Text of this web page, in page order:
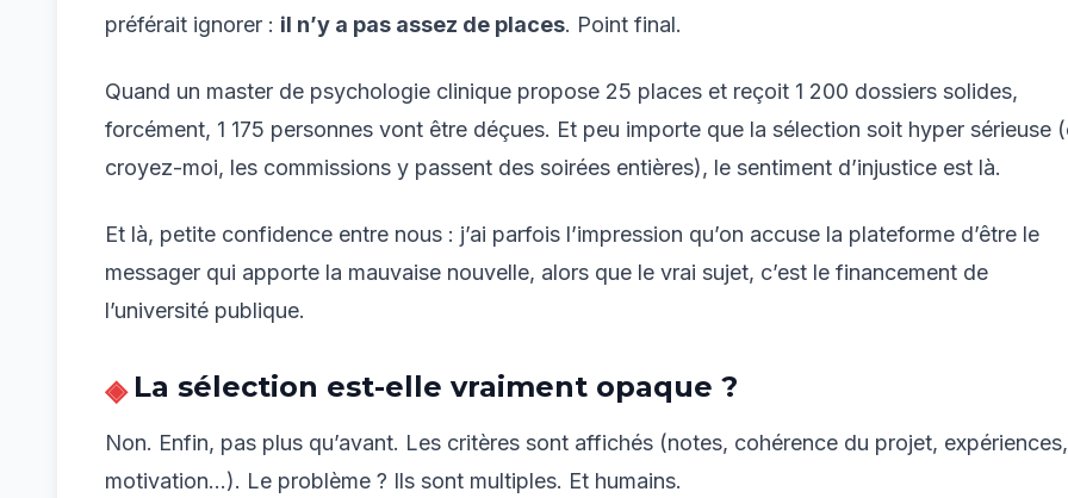
préférait ignorer : il n’y a pas assez de places. Point final.
Quand un master de psychologie clinique propose 25 places et reçoit 1 200 dossiers solides,
forcément, 1 175 personnes vont être déçues. Et peu importe que la sélection soit hyper sérieuse
croyez-moi, les commissions y passent des soirées entières), le sentiment d’injustice est là.
Et là, petite confidence entre nous : j’ai parfois l’impression qu’on accuse la plateforme d’être le
messager qui apporte la mauvaise nouvelle, alors que le vrai sujet, c’est le financement de
l’université publique.
La sélection est-elle vraiment opaque ?
Non. Enfin, pas plus qu’avant. Les critères sont affichés (notes, cohérence du projet, expériences,
motivation…). Le problème ? Ils sont multiples. Et humains.